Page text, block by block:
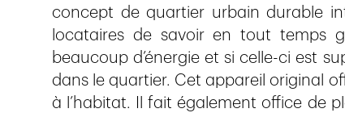
concept de quartier urbain durable
locataires de savoir en tout temps
beaucoup d’énergie et si celle-ci est
dans le quartier. Cet appareil original
à l’habitat. Il fait également office de